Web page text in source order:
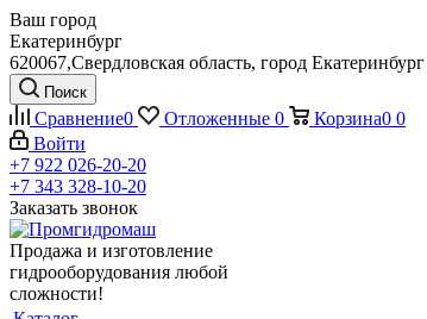
Ваш город
Екатеринбург
620067,Свердловская область, город
Поиск
Сравнение0 Отложенные 0 Корзина0 0
Войти
+7 922 026-20-20
+7 343 328-10-20
Заказать звонок
Продажа и изготовление
гидрооборудования любой
сложности!